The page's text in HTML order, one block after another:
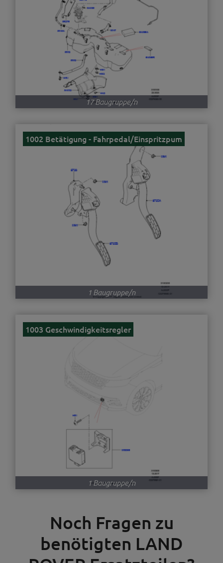
17 Baugruppe/n
1002 Betätigung - Fahrpedal/Einspritzpum
1 Baugruppe/n
1003 Geschwindigkeitsregler
1 Baugruppe/n
Noch Fragen zu
benötigten LAND